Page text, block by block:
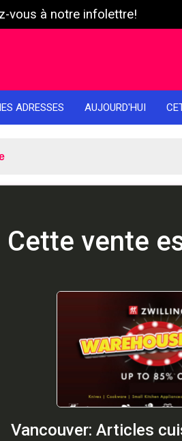
vous à notre infolettre!
ADRESSES AUJOURD'HUI
Cette vente
Vancouver: Articles